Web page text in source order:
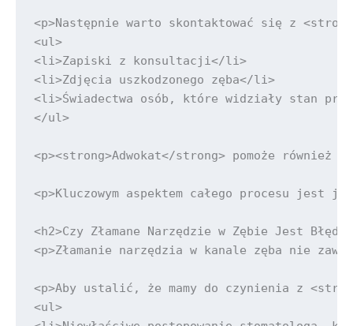
<p>Następnie warto skontaktować się z
<ul>
<li>Zapiski z konsultacji</li>
<li>Zdjęcia uszkodzonego zęba</li>
<li>Świadectwa osób, które widziały stan
</ul>
<p><strong>Adwokat</strong> pomoże
<p>Kluczowym aspektem całego procesu jest
<h2>Czy Złamane Narzędzie w Zębie Jest
<p>Złamanie narzędzia w kanale zęba nie
<p>Aby ustalić, że mamy do czynienia z
<ul>